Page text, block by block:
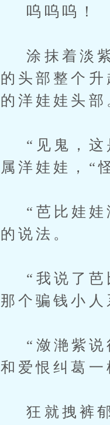
呜呜呜！
涂抹着淡紫
的头部整个
的洋娃娃头部
“见鬼，这
属洋娃娃，“
“芭比娃娃
的说法。
“我说了芭
那个骗钱小人
“潋滟紫说
和爱恨纠葛一
狂就拽裤郁